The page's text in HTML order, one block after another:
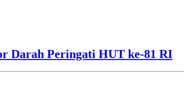
Darah Peringati HUT ke-81 RI